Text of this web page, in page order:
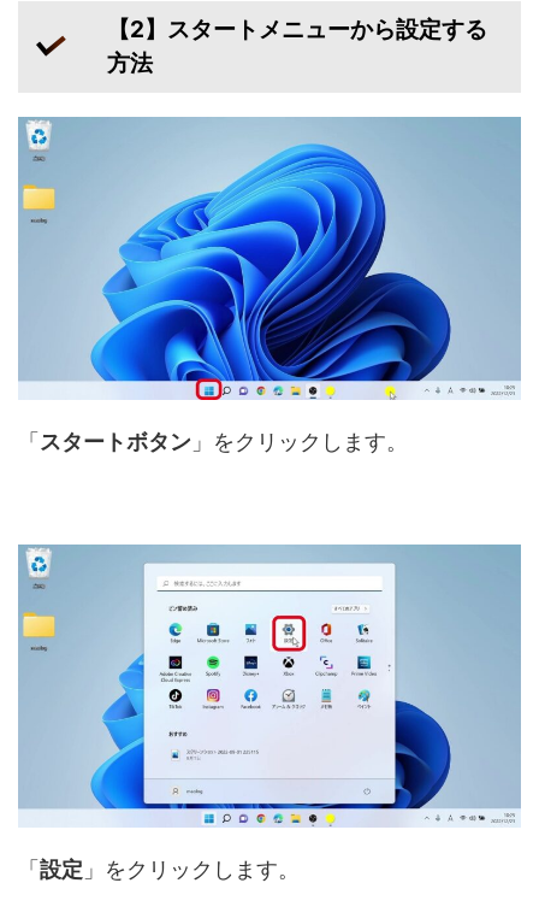
【2】スタートメニューから設定する
方法
「 スタートボタン 」をクリックします。
「 設定 」をクリックします。